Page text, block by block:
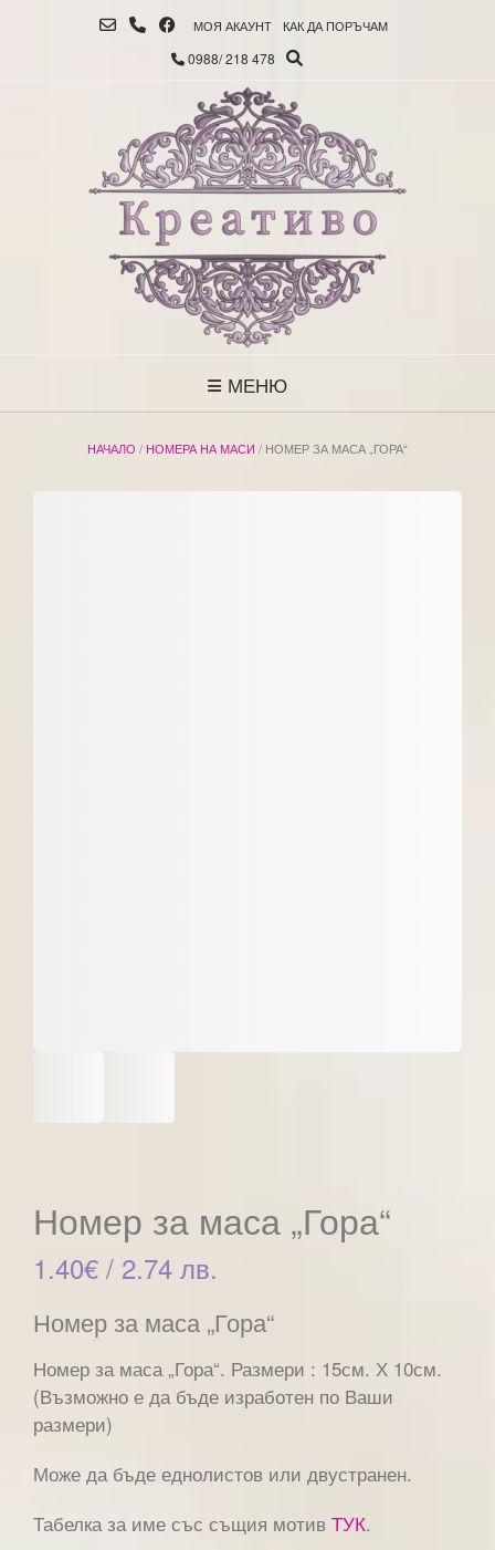
МОЯ АКАУНТ КАК ДА ПОРЪЧАМ
0988/ 218 478
МЕНЮ
НАЧАЛО / НОМЕРА НА МАСИ / НОМЕР ЗА МАСА „ГОРА“
Номер за маса „Гора“
1.40€ / 2.74 лв.
Номер за маса „Гора“
Номер за маса „Гора“. Размери : 15см. Х 10см.
(Възможно е да бъде изработен по Ваши
размери)
Може да бъде еднолистов или двустранен.
Табелка за име със същия мотив ТУК.